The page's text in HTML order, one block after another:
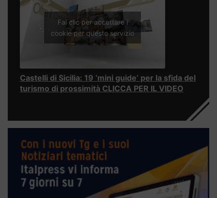
Fai clic per accettare i
cookie per questo servizio
Castelli di Sicilia: 19 ‘mini guide’ per la sfida del
turismo di prossimità CLICCA PER IL VIDEO